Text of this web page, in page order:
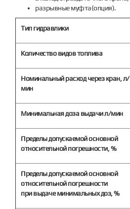
разрывные муфта(опция).
Тип гидравлики
Количество видов топлива
Номинальный расход через кран, л/
мин
Минимальная доза выдачи л/мин
Пределы допускаемой основной
относительной погрешности, %
Пределы допускаемой основной
относительной погрешности
при выдаче минимальных доз, %